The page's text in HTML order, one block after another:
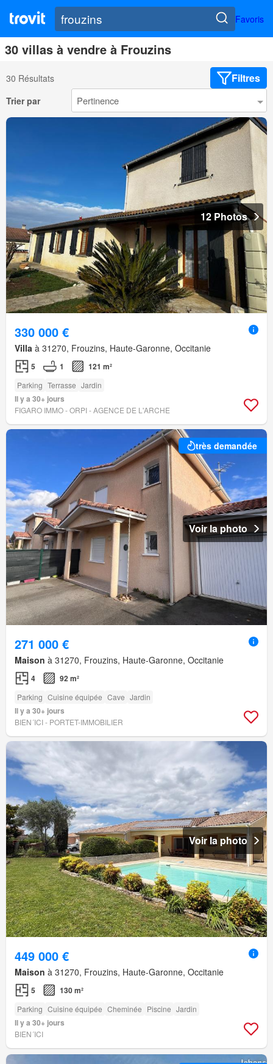
Favoris
30 villas à vendre à Frouzins
30 Résultats Filtres
Trier par
12 Photos
330 000 €
Villa à 31270, Frouzins, Haute-Garonne, Occitanie
5 1 121 m²
Parking Terrasse Jardin
Il y a 30+ jours
FIGARO IMMO - ORPI - AGENCE DE L'ARCHE
très demandée
Voir la photo
271 000 €
Maison à 31270, Frouzins, Haute-Garonne, Occitanie
4 92 m²
Parking Cuisine équipée Cave Jardin
Il y a 30+ jours
BIEN´ICI - PORTET-IMMOBILIER
Voir la photo
449 000 €
Maison à 31270, Frouzins, Haute-Garonne, Occitanie
5 130 m²
Parking Cuisine équipée Cheminée Piscine Jardin
Il y a 30+ jours
BIEN´ICI